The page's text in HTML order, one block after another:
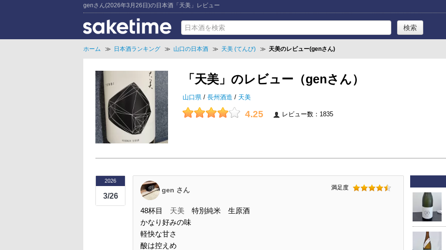
genさん(2026年3月26日)の日本酒「天美」レビュー
ホーム ≫ 日本酒ランキング ≫ 山口の日本酒 ≫ 天美 (てんび) ≫ 天美のレビュー(genさん)
「天美」のレビュー（genさん）
山口県 / 長州酒造 / 天美
4.25 レビュー数：1835
2026
3/26
gen さん 満足度
48杯目 天美 特別純米 生原酒
かなり好みの味
軽快な甘さ
酸は控えめ